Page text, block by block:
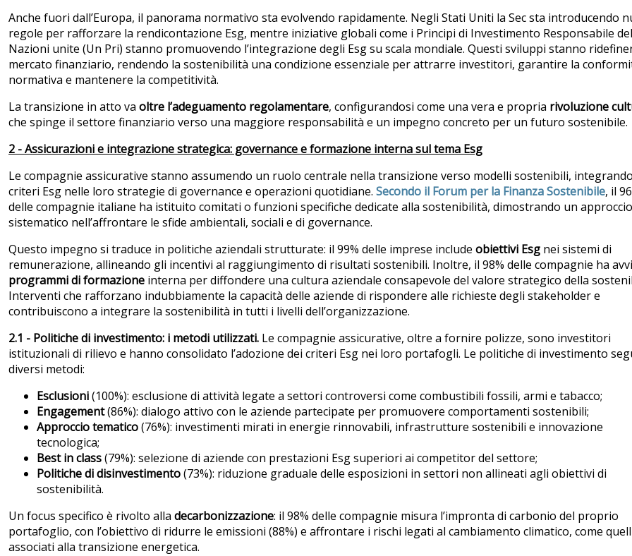
Anche fuori dall’Europa, il panorama normativo sta evolvendo rapidamente. Negli Stati Uniti la Sec sta introducendo
regole per rafforzare la rendicontazione Esg, mentre iniziative globali come i Principi di Investimento Responsabile
Nazioni unite (Un Pri) stanno promuovendo l’integrazione degli Esg su scala mondiale. Questi sviluppi stanno
mercato finanziario, rendendo la sostenibilità una condizione essenziale per attrarre investitori, garantire la
normativa e mantenere la competitività.
La transizione in atto va oltre l’adeguamento regolamentare, configurandosi come una vera e propria rivoluzione
che spinge il settore finanziario verso una maggiore responsabilità e un impegno concreto per un futuro sostenibile.
2 - Assicurazioni e integrazione strategica: governance e formazione interna sul tema Esg
Le compagnie assicurative stanno assumendo un ruolo centrale nella transizione verso modelli sostenibili,
criteri Esg nelle loro strategie di governance e operazioni quotidiane. Secondo il Forum per la Finanza Sostenibile, il
delle compagnie italiane ha istituito comitati o funzioni specifiche dedicate alla sostenibilità, dimostrando un approccio
sistematico nell’affrontare le sfide ambientali, sociali e di governance.
Questo impegno si traduce in politiche aziendali strutturate: il 99% delle imprese include obiettivi Esg nei sistemi di
remunerazione, allineando gli incentivi al raggiungimento di risultati sostenibili. Inoltre, il 98% delle compagnie ha
programmi di formazione interna per diffondere una cultura aziendale consapevole del valore strategico della
Interventi che rafforzano indubbiamente la capacità delle aziende di rispondere alle richieste degli stakeholder e
contribuiscono a integrare la sostenibilità in tutti i livelli dell’organizzazione.
2.1 - Politiche di investimento: i metodi utilizzati. Le compagnie assicurative, oltre a fornire polizze, sono investitori
istituzionali di rilievo e hanno consolidato l’adozione dei criteri Esg nei loro portafogli. Le politiche di investimento
diversi metodi:
Esclusioni(100%): esclusione di attività legate a settori controversi come combustibili fossili, armi e tabacco;
Engagement(86%): dialogo attivo con le aziende partecipate per promuovere comportamenti sostenibili;
Approccio tematico(76%): investimenti mirati in energie rinnovabili, infrastrutture sostenibili e innovazione
tecnologica;
Best in class(79%): selezione di aziende con prestazioni Esg superiori ai competitor del settore;
Politiche di disinvestimento(73%): riduzione graduale delle esposizioni in settori non allineati agli obiettivi di
sostenibilità.
Un focus specifico è rivolto alla decarbonizzazione: il 98% delle compagnie misura l’impronta di carbonio del proprio
portafoglio, con l’obiettivo di ridurre le emissioni (88%) e affrontare i rischi legati al cambiamento climatico, come
associati alla transizione energetica.